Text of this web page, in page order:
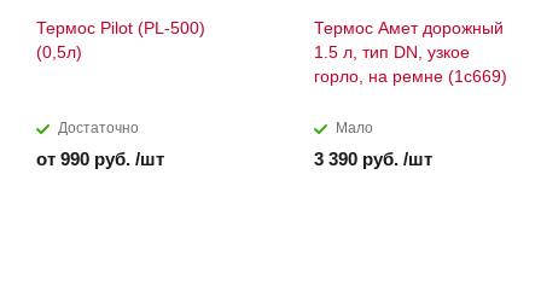
Термоc Pilot (PL-500)
(0,5л)
Достаточно
от 990 руб. /шт
Термос Амет дорожный
1.5 л, тип DN, узкое
горло, на ремне (1с669)
Мало
3 390 руб. /шт